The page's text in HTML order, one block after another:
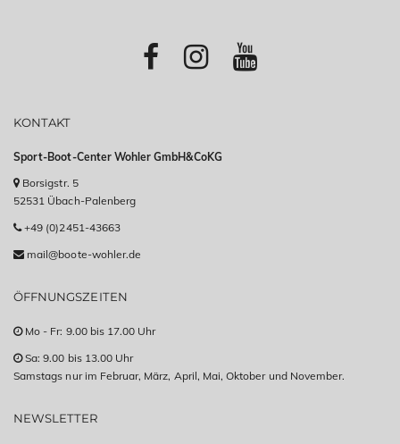
KONTAKT
Sport-Boot-Center Wohler GmbH&CoKG
Borsigstr. 5
52531 Übach-Palenberg
+49 (0)2451-43663
mail@boote-wohler.de
ÖFFNUNGSZEITEN
Mo - Fr: 9.00 bis 17.00 Uhr
Sa: 9.00 bis 13.00 Uhr
Samstags nur im Februar, März, April, Mai, Oktober und November.
NEWSLETTER